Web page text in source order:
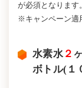
が必須となります。
※キャンペーン適
水素水 ２
ボトル(１